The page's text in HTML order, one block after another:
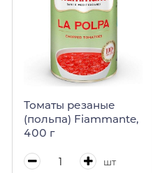
Томаты резаные
(польпа) Fiammante,
400 г
шт